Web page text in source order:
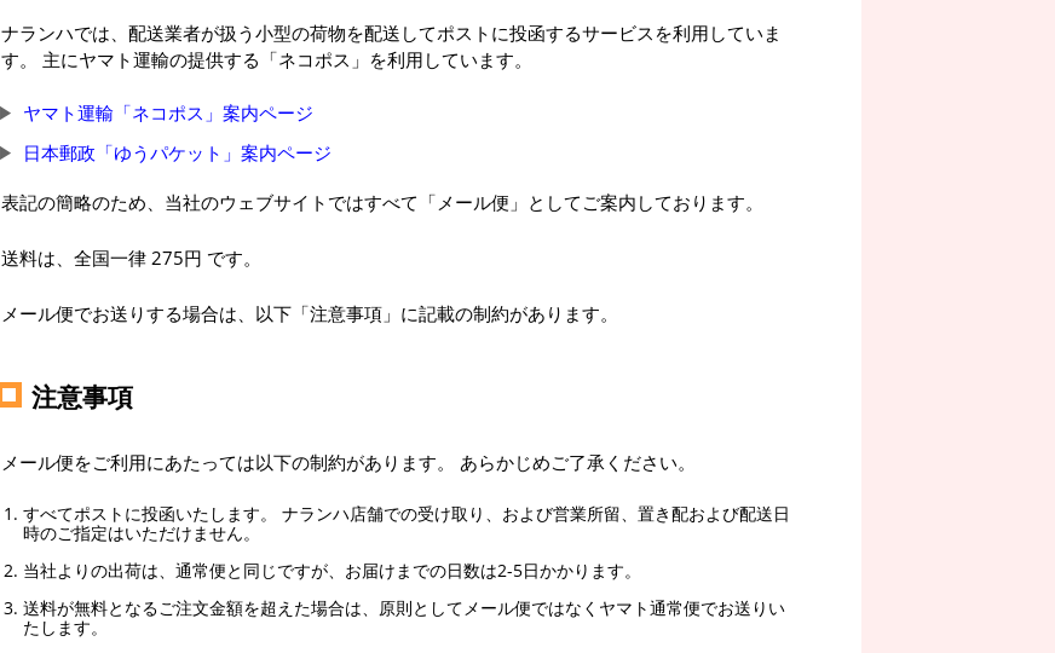
ナランハでは、配送業者が扱う小型の荷物を配送してポストに投函するサービスを利用していま
す。 主にヤマト運輸の提供する「ネコポス」を利用しています。
ヤマト運輸「ネコポス」案内ページ
日本郵政「ゆうパケット」案内ページ
表記の簡略のため、当社のウェブサイトではすべて「メール便」としてご案内しております。
送料は、全国一律 275円 です。
メール便でお送りする場合は、以下「注意事項」に記載の制約があります。
注意事項
メール便をご利用にあたっては以下の制約があります。 あらかじめご了承ください。
すべてポストに投函いたします。 ナランハ店舗での受け取り、および営業所留、置き配および配送日
時のご指定はいただけません。
当社よりの出荷は、通常便と同じですが、お届けまでの日数は2-5日かかります。
送料が無料となるご注文金額を超えた場合は、原則としてメール便ではなくヤマト通常便でお送りい
たします。